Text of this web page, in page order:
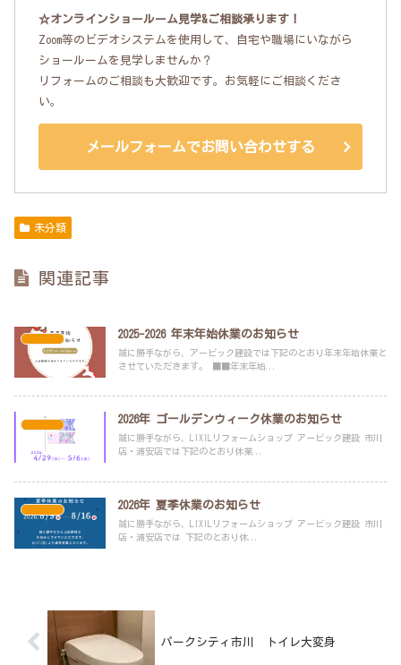
☆オンラインショールーム見学&ご相談承ります！
Zoom等のビデオシステムを使用して、自宅や職場にいながら
ショールームを見学しませんか？
リフォームのご相談も大歓迎です。お気軽にご相談くださ
い。
メールフォームでお問い合わせする
未分類
関連記事
2025-2026 年末年始休業のお知らせ
誠に勝手ながら、アービック建設では下記のとおり年末年始休業と
させていただきます。 ■■年末年始...
2026年 ゴールデンウィーク休業のお知らせ
誠に勝手ながら、LIXILリフォームショップ アービック建設 市川
店・浦安店では下記のとおり休業...
2026年 夏季休業のお知らせ
誠に勝手ながら、LIXILリフォームショップ アービック建設 市川
店・浦安店では 下記のとおり休...
パークシティ市川 トイレ大変身